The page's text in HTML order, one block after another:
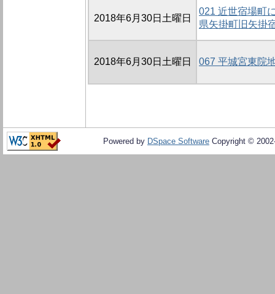
2018年6月30日土曜日
021 近世宿場町
県矢掛町旧矢掛
2018年6月30日土曜日 067 平城宮東院
Powered by DSpace Software Copyright ©